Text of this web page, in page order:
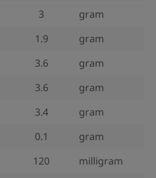
3
gram
1.9
gram
3.6
gram
3.6
gram
3.4
gram
0.1
gram
120
milligram